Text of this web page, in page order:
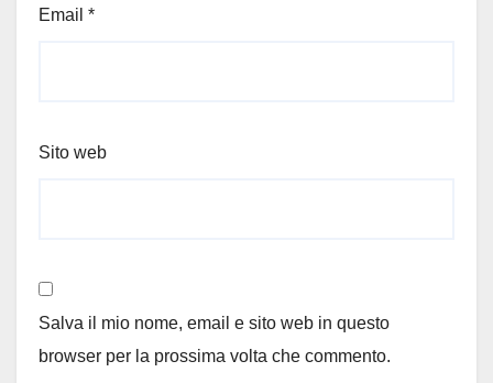
Email *
Sito web
Salva il mio nome, email e sito web in questo
browser per la prossima volta che commento.